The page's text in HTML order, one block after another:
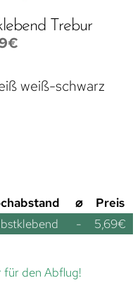
Trebur
€
weiß-schwarz
⌀
Preis
- 5,69€
den Abflug!